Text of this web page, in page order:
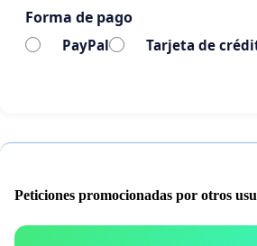
Forma de pago
PayPal Tarjeta de
Peticiones promocionadas por otros